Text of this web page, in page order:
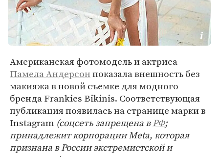
Американская фотомодель и актриса
Памела Андерсонпоказала внешность без
макияжа в новой съемке для модного
бренда Frankies Bikinis. Соответствующая
публикация появилась на странице марки в
Instagram (соцсеть запрещена вРФ;
принадлежит корпорации Meta, которая
признана в России экстремистской и